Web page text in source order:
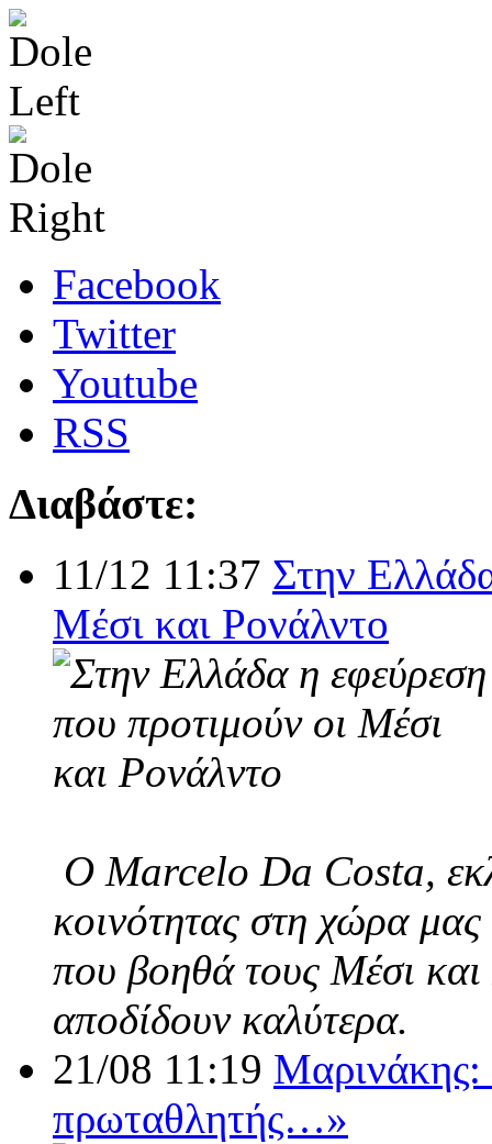
Facebook
Twitter
Youtube
RSS
Διαβάστε:
11/12 11:37 Στην
Μέσι και Ρονάλντο
Ο Marcelo Da Costa,
κοινότητας στη χώρα
που βοηθά τους Μέσι και
αποδίδουν καλύτερα.
21/08 11:19 Μαρινάκης:
πρωταθλητής…»